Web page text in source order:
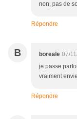
non, pas de
Répondre
B boreale 07/
je passe
vraiment
Répondre